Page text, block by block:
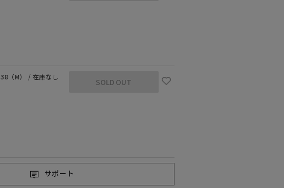
モデル身長165cm 着用サイズ：38
38（M） / 在庫なし SOLD OUT
サポート